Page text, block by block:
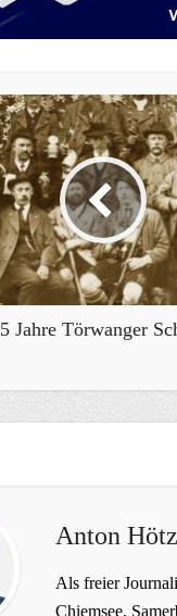
Jahre Törwanger
Anton
Als freier
Chiemsee,